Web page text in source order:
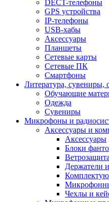
DECT-телефоны
GPS устройства
IP-телефоны
USB-хабы
Аксессуары
Планшеты
Сетевые карты
Сетевые ПК
Смартфоны
Литература, сувениры,
Обучающие
Одежда
Сувениры
Микрофоны и
Аксессуары и
Аксессуары
Блоки
Ветрозащита
Держатели
Чехлы и